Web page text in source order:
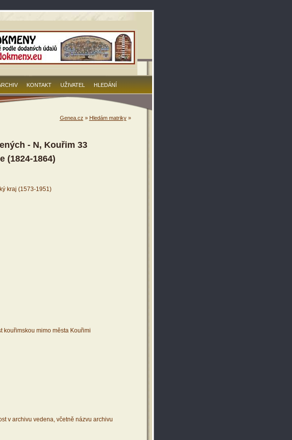
KONTAKT UŽIVATEL HLEDÁNÍ
Genea.cz » Hledám matriky»
- N, Kouřim 33
(1824-1864)
kraj (1573-1951)
kouřimskou mimo města Kouřimi
v archivu vedena, včetně názvu archivu